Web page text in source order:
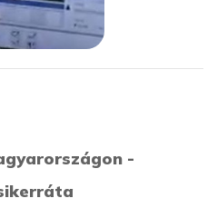
-